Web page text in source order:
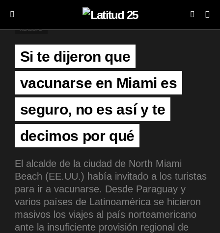
REALIDAD
Si te dijeron que
vacunarse en Miami es
seguro, no es así y te
decimos por qué
El alcalde de la ciudad de North Miami
Beach (EE.UU.) había invitado a los turistas
para ir a vacunarse. Desde Paraguay y
varios países de Latinoamérica se hicieron
masivos los viajes al país norteamericano
ante la insuficiente provisión regional de